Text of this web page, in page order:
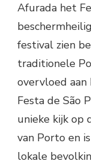
Afurada het
festival zien
traditionele
overvloed
Festa de São
unieke kijk op
van Porto en
lokale